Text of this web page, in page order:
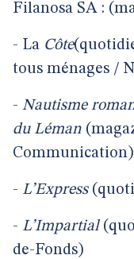
Filanosa SA :
- La Côte
tous ménages /
- Nautisme
du Léman
Communication)
- L’Express
- L’Impartial
de-Fonds)